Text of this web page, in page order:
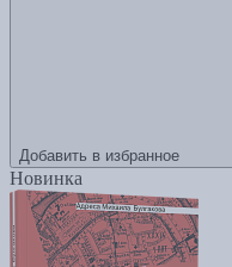
Добавить в избранное
Новинка